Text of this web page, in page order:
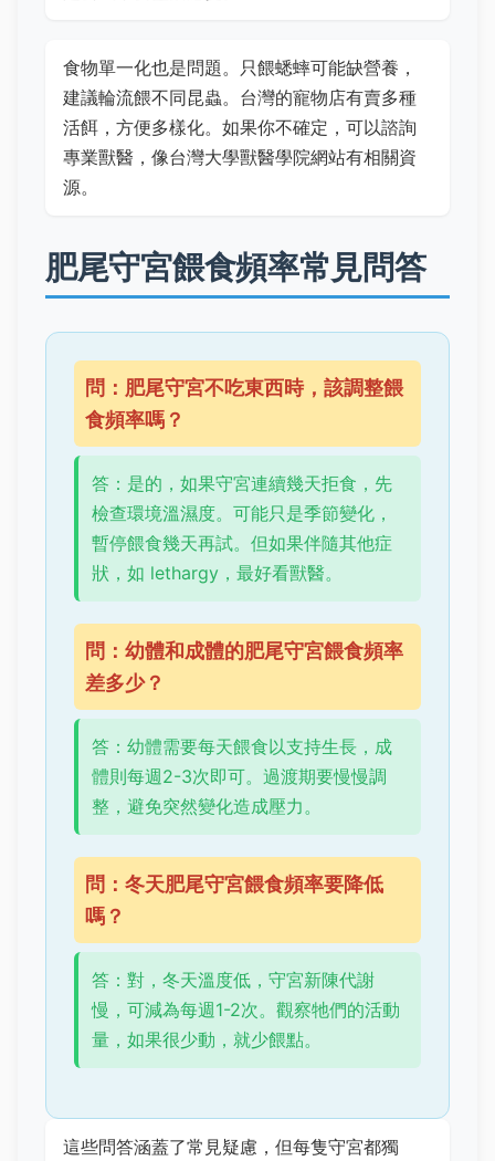
食物單一化也是問題。只餵蟋蟀可能缺營養，
建議輪流餵不同昆蟲。台灣的寵物店有賣多種
活餌，方便多樣化。如果你不確定，可以諮詢
專業獸醫，像台灣大學獸醫學院網站有相關資
源。
肥尾守宮餵食頻率常見問答
問：肥尾守宮不吃東西時，該調整餵
食頻率嗎？
答：是的，如果守宮連續幾天拒食，先
檢查環境溫濕度。可能只是季節變化，
暫停餵食幾天再試。但如果伴隨其他症
狀，如 lethargy，最好看獸醫。
問：幼體和成體的肥尾守宮餵食頻率
差多少？
答：幼體需要每天餵食以支持生長，成
體則每週2-3次即可。過渡期要慢慢調
整，避免突然變化造成壓力。
問：冬天肥尾守宮餵食頻率要降低
嗎？
答：對，冬天溫度低，守宮新陳代謝
慢，可減為每週1-2次。觀察牠們的活動
量，如果很少動，就少餵點。
這些問答涵蓋了常見疑慮，但每隻守宮都獨